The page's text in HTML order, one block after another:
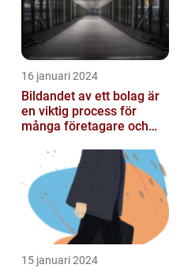
16 januari 2024
Bildandet av ett bolag är
en viktig process för
många företagare och
starta ...
15 januari 2024